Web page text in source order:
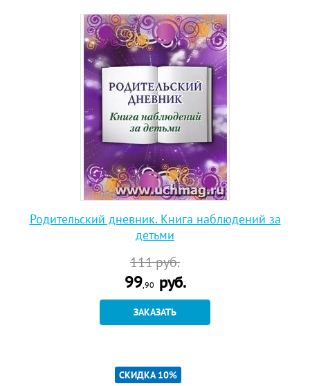
Родительский дневник. Книга наблюдений за
детьми
111руб.
99,90 руб.
ЗАКАЗАТЬ
СКИДКА 10%